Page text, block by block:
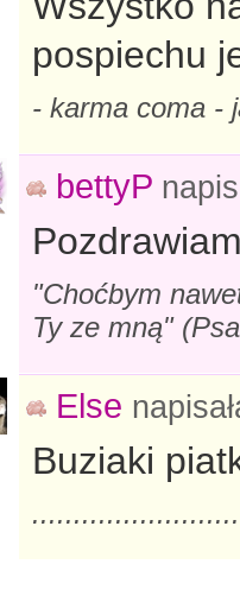
pospiechu
- karma coma -
bettyP
"Choćbym
Ty ze mną"
Else
Buziaki